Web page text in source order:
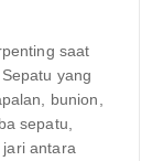
saat
. Sepatu yang
bunion,
sepatu,
antara